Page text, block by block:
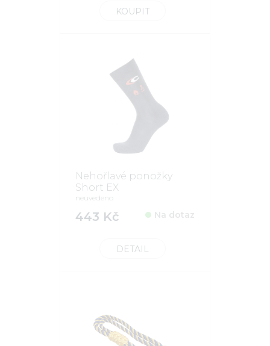
KOUPIT
Nehořlavé ponožky
Short EX
neuvedeno
443 Kč Na dotaz
DETAIL